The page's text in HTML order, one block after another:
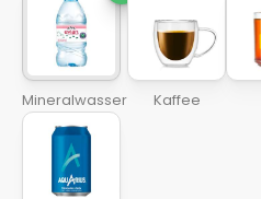
Mineralwasser Kaffee